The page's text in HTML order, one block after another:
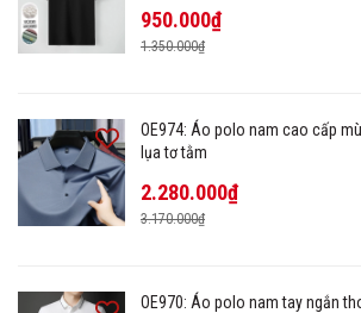
950.000₫
1.350.000₫
OE974: Áo polo nam cao cấp
lụa tơ tằm
2.280.000₫
3.170.000₫
OE970: Áo polo nam tay ngắn